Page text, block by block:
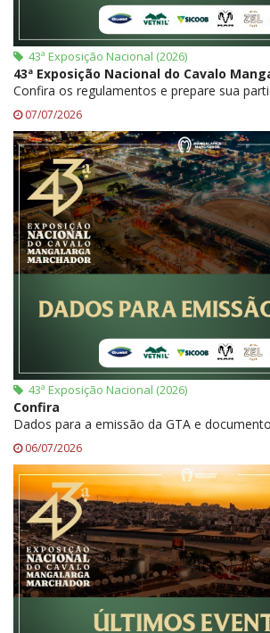
43ª Exposição Nacional (2026)
43ª Exposição Nacional do Cavalo
Confira os regulamentos e prepare sua
07/07/2026
43ª Exposição Nacional (2026)
Confira
Dados para a emissão da GTA e
06/07/2026